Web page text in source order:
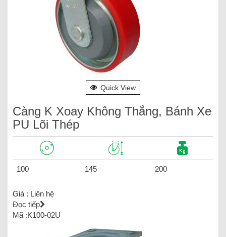
Quick View
Càng K Xoay Không Thắng, Bánh Xe
PU Lõi Thép
100 145 200
Giá : Liên hệ
Đọc tiếp
Mã :K100-02U